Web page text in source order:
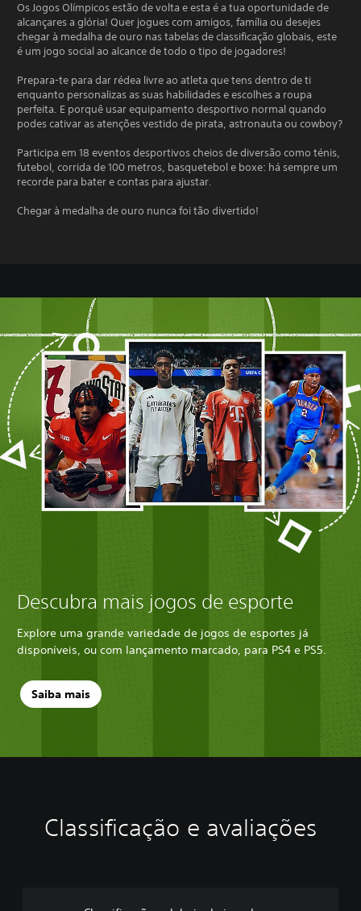
Os Jogos Olímpicos estão de volta e esta é a tua oportunidade de
alcançares a glória! Quer jogues com amigos, família ou desejes
chegar à medalha de ouro nas tabelas de classificação globais, este
é um jogo social ao alcance de todo o tipo de jogadores!
Prepara-te para dar rédea livre ao atleta que tens dentro de ti
enquanto personalizas as suas habilidades e escolhes a roupa
perfeita. E porquê usar equipamento desportivo normal quando
podes cativar as atenções vestido de pirata, astronauta ou cowboy?
Participa em 18 eventos desportivos cheios de diversão como ténis,
futebol, corrida de 100 metros, basquetebol e boxe: há sempre um
recorde para bater e contas para ajustar.
Chegar à medalha de ouro nunca foi tão divertido!
Descubra mais jogos de esporte
Explore uma grande variedade de jogos de esportes já
disponíveis, ou com lançamento marcado, para PS4 e PS5.
Saiba mais
Classificação e avaliações